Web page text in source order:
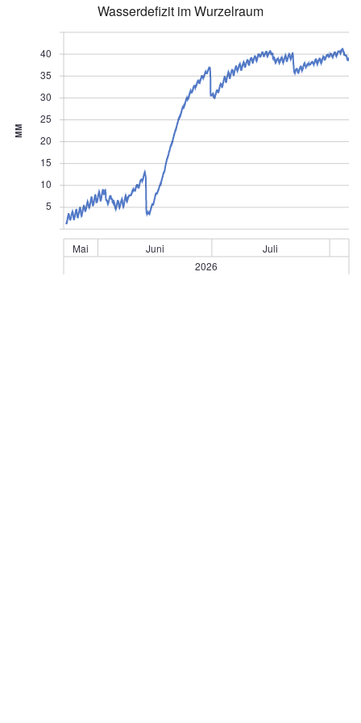
Wasserdefizit im Wurzelraum
MM
5
10
15
20
25
30
35
40
Mai Juni
Juli
2026